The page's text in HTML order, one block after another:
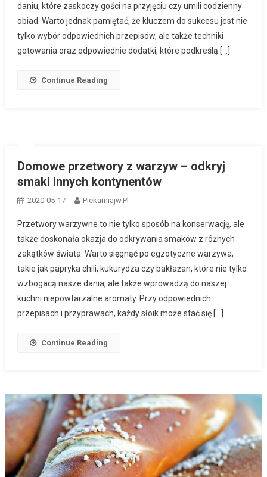
daniu, które zaskoczy gości na przyjęciu czy umili codzienny
obiad. Warto jednak pamiętać, że kluczem do sukcesu jest nie
tylko wybór odpowiednich przepisów, ale także techniki
gotowania oraz odpowiednie dodatki, które podkreślą […]
Continue Reading
Domowe przetwory z warzyw – odkryj
smaki innych kontynentów
2020-05-17 Piekarniajw.pl
Przetwory warzywne to nie tylko sposób na konserwację, ale
także doskonała okazja do odkrywania smaków z różnych
zakątków świata. Warto sięgnąć po egzotyczne warzywa,
takie jak papryka chili, kukurydza czy bakłażan, które nie tylko
wzbogacą nasze dania, ale także wprowadzą do naszej
kuchni niepowtarzalne aromaty. Przy odpowiednich
przepisach i przyprawach, każdy słoik może stać się […]
Continue Reading